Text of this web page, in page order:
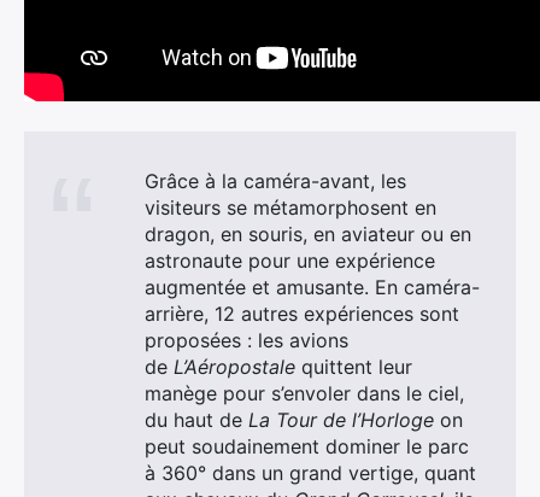
Grâce à la caméra-avant, les
visiteurs se métamorphosent en
dragon, en souris, en aviateur ou en
astronaute pour une expérience
augmentée et amusante. En caméra-
arrière, 12 autres expériences sont
proposées : les avions
de L’Aéropostale quittent leur
manège pour s’envoler dans le ciel,
du haut de La Tour de l’Horloge on
peut soudainement dominer le parc
à 360° dans un grand vertige, quant